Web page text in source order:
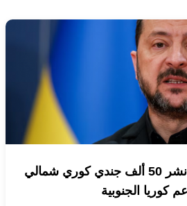
زيلينسكي يحذر من نشر 50 ألف جندي كوري شمالي
الجنوبية